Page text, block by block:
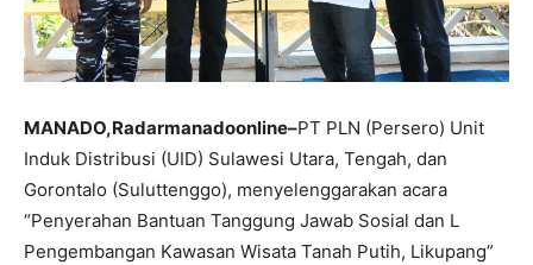
MANADO,Radarmanadoonline–PT PLN (Persero) Unit
Induk Distribusi (UID) Sulawesi Utara, Tengah, dan
Gorontalo (Suluttenggo), menyelenggarakan acara
“Penyerahan Bantuan Tanggung Jawab Sosial dan L
Pengembangan Kawasan Wisata Tanah Putih, Likupang”